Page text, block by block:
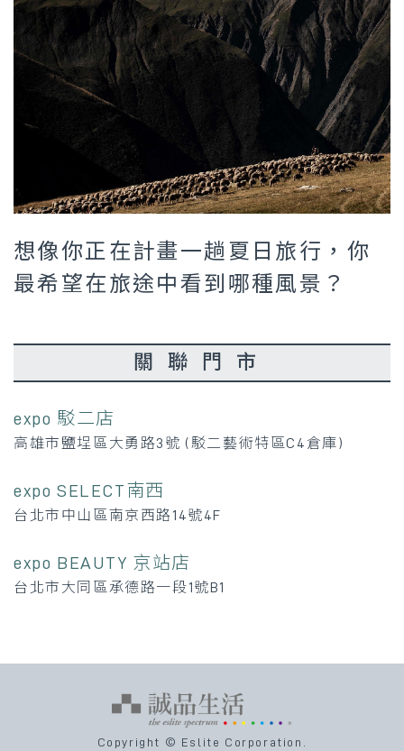
想像你正在計畫一趟夏日旅行，你
最希望在旅途中看到哪種風景？
關聯門市
expo 駁二店
高雄市鹽埕區大勇路3號 (駁二藝術特區C4倉庫)
expo SELECT南西
台北市中山區南京西路14號4F
expo BEAUTY 京站店
台北市大同區承德路一段1號B1
Copyright © Eslite Corporation.